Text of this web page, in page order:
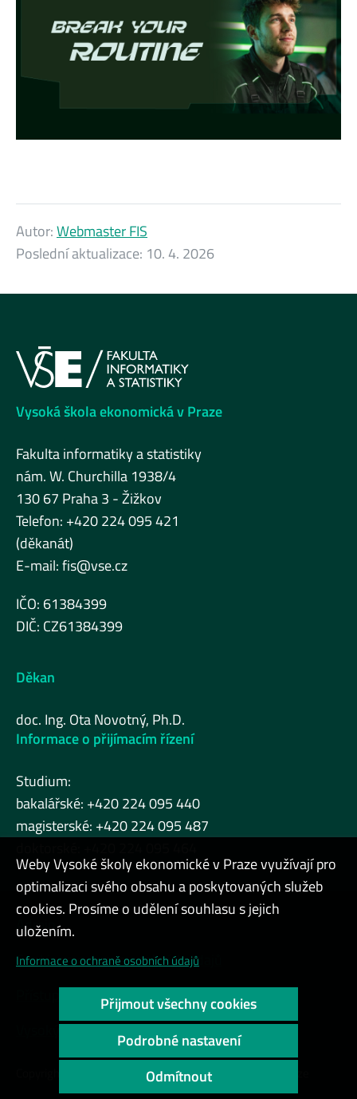
Autor:Webmaster FIS
Poslední aktualizace: 10. 4. 2026
Vysoká škola ekonomická v Praze
Fakulta informatiky a statistiky
nám. W. Churchilla 1938/4
130 67 Praha 3 - Žižkov
Telefon: +420 224 095 421
(děkanát)
E-mail:fis@vse.cz
IČO: 61384399
DIČ: CZ61384399
Děkan
doc. Ing. Ota Novotný, Ph.D.
Informace o přijímacím řízení
Studium:
bakalářské: +420 224 095 440
magisterské: +420 224 095 487
Admin
Cookies a ochrana osobních údajů
Přístupnost webu
Vysoký kontrast
Copyright © 2000 - 2026 Vysoká škola ekonomická v Praze
Weby Vysoké školy ekonomické v Praze využívají pro
optimalizaci svého obsahu a poskytovaných služeb
cookies. Prosíme o udělení souhlasu s jejich
uložením.
Informace o ochraně osobních údajů
Přijmout všechny cookies
Podrobné nastavení
Odmítnout